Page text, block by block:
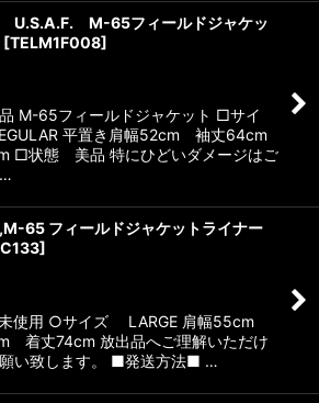
U.S.A.F. M-65フィールドジャケッ
[TELM1F008]
M-65フィールドジャケット □サイ
平置き肩幅52cm 袖丈64cm
□状態 美品 特にひどいダメージはご
65 フィールドジャケットライナー
C133]
使用 ○サイズ LARGE 肩幅55cm
着丈74cm 放出品へご理解いただけ
い致します。 ■発送方法■ …